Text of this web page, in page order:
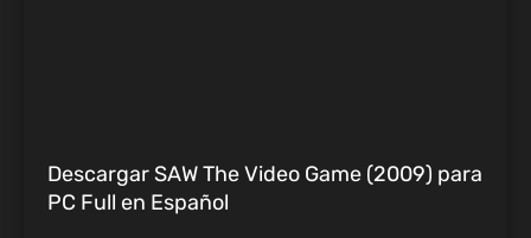
Descargar SAW The Video Game (2009) para
PC Full en Español